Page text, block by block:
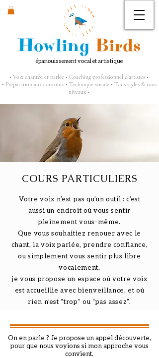
Howling Birds
épanouissement vocal et artistique
• Voix chantée et parlée • Coaching professionnel d'artistes •
• Préparation aux concours • Technique vocale • Tous styles & tous
niveaux •
COURS PARTICULIERS
Votre voix n’est pas qu’un outil : c’est
aussi un endroit où vous sentir
pleinement vous-même.
Que vous souhaitiez renouer avec le
chant, la voix parlée, prendre confiance,
ou simplement vous sentir plus libre
vocalement,
je vous propose un espace où votre voix
est accueillie avec bienveillance, et où
rien n’est “trop” ou “pas assez”.
On en parle ? Je propose un appel découverte,
pour que nous voyions si mon approche vous
convient.